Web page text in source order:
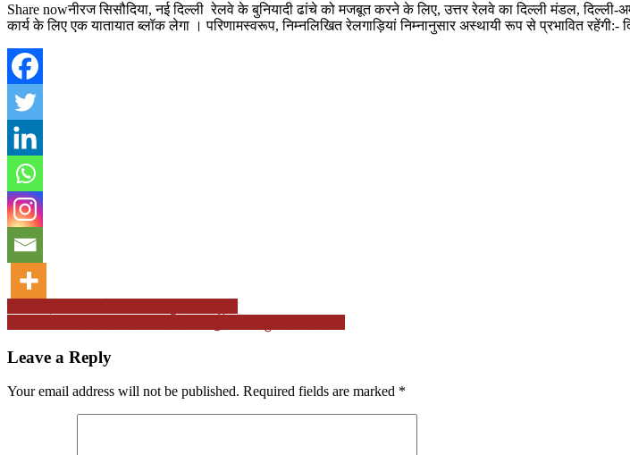
Share nowनीरज सिसौदिया, नई दिल्ली रेलवे के बुनियादी ढांचे को मजबूत करने के लिए, उत्तर रेलवे का दिल्ली मंडल,
कार्य के लिए एक यातायात ब्लॉक लेगा । परिणामस्वरूप, निम्नलिखित रेलगाड़ियां निम्नानुसार अस्थायी रूप से प्रभावित
Post
navigation
Leave a Reply
Your email address will not be published. Required fields are marked *